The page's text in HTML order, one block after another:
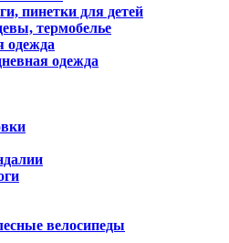
пинетки для детей
термобелье
одежда
одежда
велосипеды